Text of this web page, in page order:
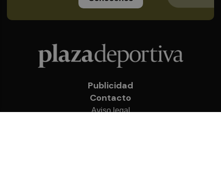
Publicidad
Contacto
Aviso legal